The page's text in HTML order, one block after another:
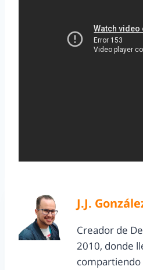
J.J.
Creador de
2010, donde
compartiendo